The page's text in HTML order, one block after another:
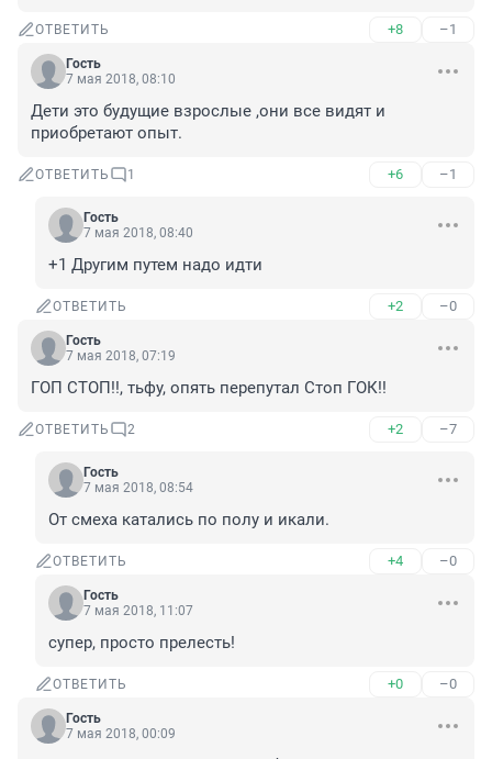
ОТВЕТИТЬ +8 –1
Гость
7 мая 2018, 08:10
Дети это будущие взрослые ,они все видят и
приобретают опыт.
ОТВЕТИТЬ 1 +6 –1
Гость
7 мая 2018, 08:40
+1 Другим путем надо идти
ОТВЕТИТЬ +2 –0
Гость
7 мая 2018, 07:19
ГОП СТОП!!, тьфу, опять перепутал Стоп ГОК!!
ОТВЕТИТЬ 2 +2 –7
Гость
7 мая 2018, 08:54
От смеха катались по полу и икали.
ОТВЕТИТЬ +4 –0
Гость
7 мая 2018, 11:07
супер, просто прелесть!
ОТВЕТИТЬ +0 –0
Гость
7 мая 2018, 00:09